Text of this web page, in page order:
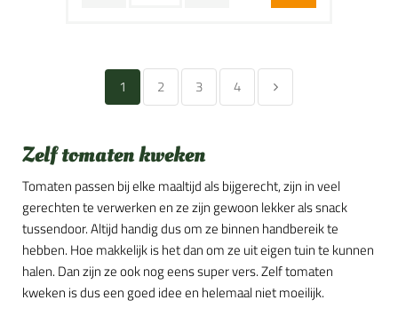
1 2 3 4
Zelf tomaten kweken
Tomaten passen bij elke maaltijd als bijgerecht, zijn in veel
gerechten te verwerken en ze zijn gewoon lekker als snack
tussendoor. Altijd handig dus om ze binnen handbereik te
hebben. Hoe makkelijk is het dan om ze uit eigen tuin te kunnen
halen. Dan zijn ze ook nog eens super vers. Zelf tomaten
kweken is dus een goed idee en helemaal niet moeilijk.